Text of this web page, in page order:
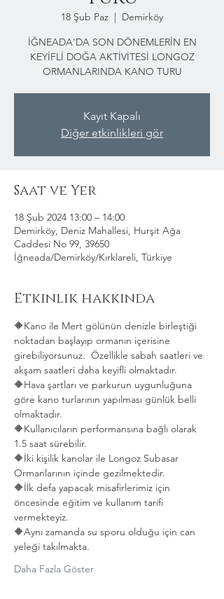
18 Şub Paz
  |
Demirköy
İĞNEADA'DA SON DÖNEMLERİN EN
KEYİFLİ DOĞA AKTİVİTESİ LONGOZ
ORMANLARINDA KANO TURU
Kayıt Kapalı
Diğer etkinlikleri gör
Saat ve Yer
18 Şub 2024 13:00 – 14:00
Demirköy, Deniz Mahallesi, Hurşit Ağa
Caddesi No 99, 39650
İğneada/Demirköy/Kırklareli, Türkiye
Etkinlik hakkında
🔶️Kano ile Mert gölünün denizle birleştiği
noktadan başlayıp ormanın içerisine
girebiliyorsunuz.  Özellikle sabah saatleri ve
akşam saatleri daha keyifli olmaktadır.
🔶️Hava şartları ve parkurun uygunluğuna
göre kano turlarının yapılması günlük belli
olmaktadır.
🔶️Kullanıcıların performansına bağlı olarak
1.5 saat sürebilir.
🔶️İki kişilik kanolar ile Longoz Subasar
Ormanlarının içinde gezilmektedir.
🔶️İlk defa yapacak misafirlerimiz için
öncesinde eğitim ve kullanım tarifi
vermekteyiz.
🔶️Aynı zamanda su sporu olduğu için can
yeleği takılmakta.
Daha Fazla Göster